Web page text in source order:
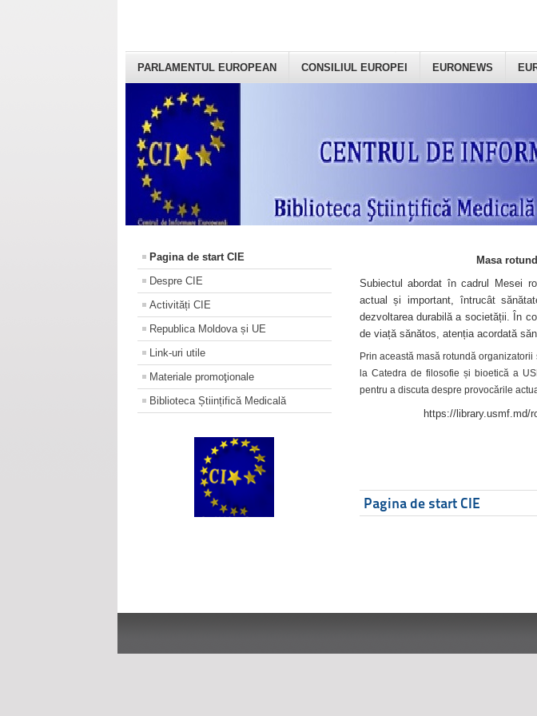
PARLAMENTUL EUROPEAN CONSILIUL EUROPEI EURONEWS
Pagina de start CIE
Despre CIE
Activități CIE
Republica Moldova și UE
Link-uri utile
Materiale promoţionale
Biblioteca Științifică Medicală
Masa
Subiectul abordat în cadrul Mesei
actual și important, întrucât
dezvoltarea durabilă a societății. În
de viață sănătos, atenția acordată
Prin această masă rotundă
la Catedra de filosofie și bioetică a
pentru a discuta despre provocările
https://library.usmf.md/
Pagina de start CIE